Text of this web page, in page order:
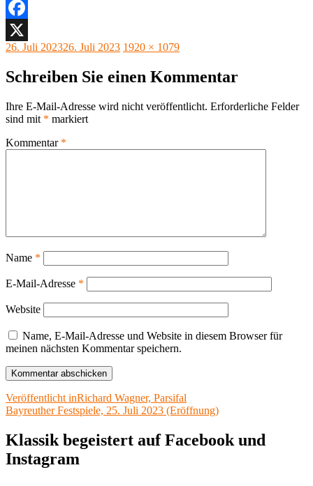
X
Facebook
X
Veröffentlicht
26. Juli 202326. Juli 2023 Originalgröße
1920 × 1079
Schreiben Sie einen Kommentar
Ihre E-Mail-Adresse wird nicht veröffentlicht. Erforderliche Felder
sind mit * markiert
Kommentar *
Name *
E-Mail-Adresse *
Website
Name, E-Mail-Adresse und Website in diesem Browser für
meinen nächsten Kommentar speichern.
Beitragsnavigation
Veröffentlicht inRichard Wagner, Parsifal
Bayreuther Festspiele, 25. Juli 2023 (Eröffnung)
Klassik begeistert auf Facebook und
Instagram